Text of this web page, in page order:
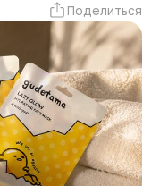
Поделиться